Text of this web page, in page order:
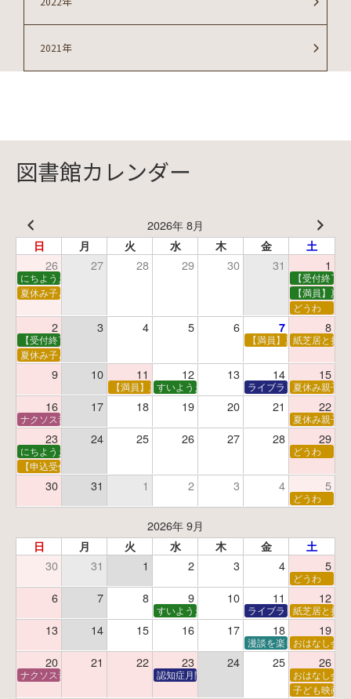
2021年
図書館カレンダー
2026年 8月
日 月 火 水 木 金 土
26 27 28 29 30 31 1
にちようえほん
【受付終了
夏休み子ども映画会
【満員】夏
どうわ
2 3 4 5 6 7 8
【受付終了】親子で挑戦！調べ学習ワークショップ 【満員】夏休み科学あ
紙芝居と折
夏休み子ども平和映画会
9 10 11 12 13 14 15
【満員】夏休みおはなし工作会
すいようえほん ライブラリーシアター
夏休み親子
16 17 18 19 20 21 22
ナクソス音楽会 第5回 NHK交響楽団創立100年 夏休み親子
23 24 25 26 27 28 29
にちようえほん
どうわ
【申込受付中】ゆうべのこわ～いおはなし会
30 31 1 2 3 4 5
どうわ
2026年 9月
日 月 火 水 木 金 土
30 31 1 2 3 4 5
どうわ
6 7 8 9 10 11 12
すいようえほん ライブラリーシアター
紙芝居と折
13 14 15 16 17 18 19
漫談を楽しむ会 ～漫談
おはなし会
20 21 22 23 24 25 26
ナクソス音楽会 第6回 宇宙を感じるクラシック認知症月間 特別映画会「調査屋マオさんの恋
おはなし会
子ども映画会